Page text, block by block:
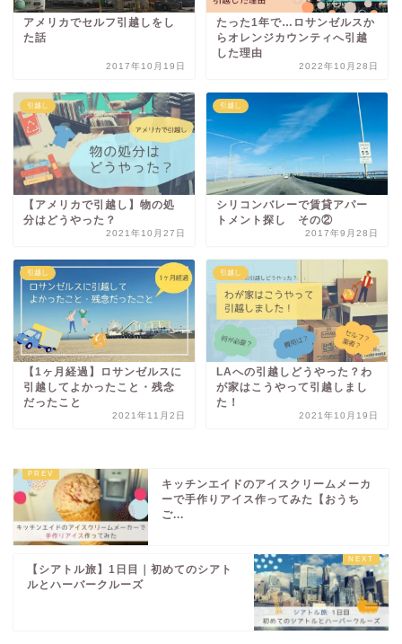
アメリカでセルフ引越しをし
た話
2017年10月19日
たった1年で…ロサンゼルスか
らオレンジカウンティへ引越
した理由
2022年10月28日
引越し
【アメリカで引越し】物の処
分はどうやった？
2021年10月27日
引越し
シリコンバレーで賃貸アパー
トメント探し その②
2017年9月28日
引越し
【1ヶ月経過】ロサンゼルスに
引越してよかったこと・残念
だったこと
2021年11月2日
引越し
LAへの引越しどうやった？わ
が家はこうやって引越しまし
た！
2021年10月19日
キッチンエイドのアイスクリームメーカ
ーで手作りアイス作ってみた【おうち
ご...
【シアトル旅】1日目｜初めてのシアト
ルとハーバークルーズ